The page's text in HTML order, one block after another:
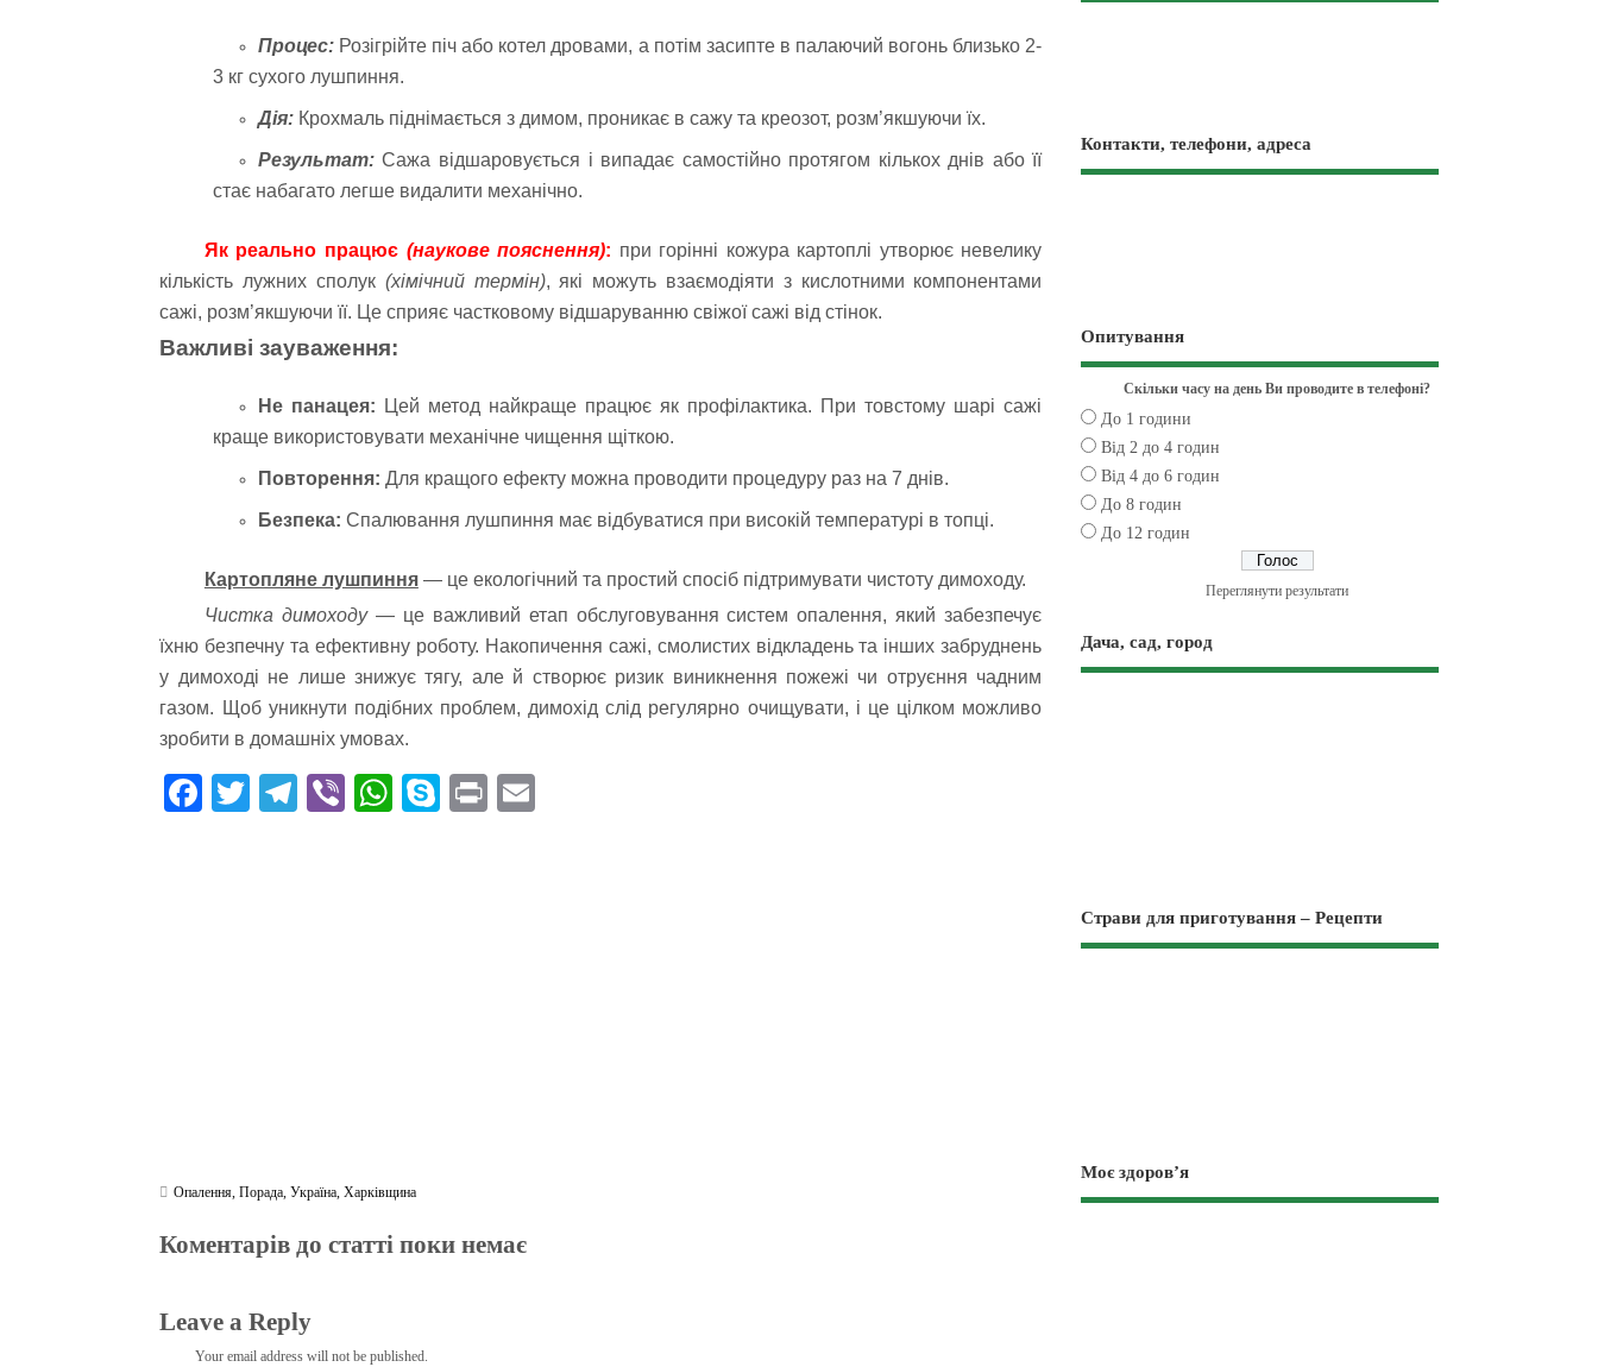
Процес:Розігрійте піч або котел дровами, а потім засипте в палаючий вогонь близько 2-
3 кг сухого лушпиння.
Дія:Крохмаль піднімається з димом, проникає в сажу та креозот, розм’якшуючи їх.
Результат:Сажа відшаровується і випадає самостійно протягом кількох днів або її
стає набагато легше видалити механічно.
Як реально працює (наукове пояснення): при горінні кожура картоплі утворює невелику
кількість лужних сполук (хімічний термін), які можуть взаємодіяти з кислотними компонентами
сажі, розм’якшуючи її. Це сприяє частковому відшаруванню свіжої сажі від стінок.
Важливі зауваження:
Не панацея: Цей метод найкраще працює як профілактика. При товстому шарі сажі
краще використовувати механічне чищення щіткою.
Повторення: Для кращого ефекту можна проводити процедуру раз на 7 днів.
Безпека: Спалювання лушпиння має відбуватися при високій температурі в топці.
Картопляне лушпиння— це екологічний та простий спосіб підтримувати чистоту димоходу.
Чистка димоходу— це важливий етап обслуговування систем опалення, який забезпечує
їхню безпечну та ефективну роботу. Накопичення сажі, смолистих відкладень та інших забруднень
у димоході не лише знижує тягу, але й створює ризик виникнення пожежі чи отруєння чадним
газом. Щоб уникнути подібних проблем, димохід слід регулярно очищувати, і це цілком можливо
зробити в домашніх умовах.
Fa T
Te Vi
W
S
Pr
Опалення ,Порада ,Україна ,Харківщина
Коментарів до статті поки немає
Leave a Reply
Your email address will not be published.
Контакти, телефони, адреса
Опитування
Скільки часу на день Ви проводите в телефоні?
До 1 години
Від 2 до 4 годин
Від 4 до 6 годин
До 8 годин
До 12 годин
Переглянути результати
Дача, сад, город
Страви для приготування – Рецепти
Моє здоров’я